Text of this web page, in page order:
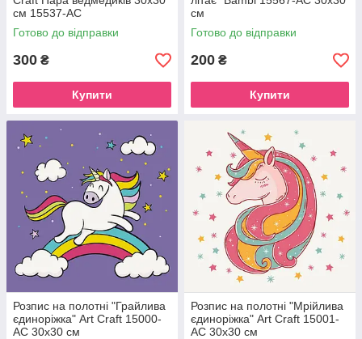
см 15537-AC
Готово до відправки
300 ₴
Купити
см
Готово до відправки
200 ₴
Купити
Розпис на полотні "Грайлива
єдиноріжка" Art Craft 15000-
AC 30х30 см
Розпис на полотні "Мрійлива
єдиноріжка" Art Craft 15001-
AC 30х30 см